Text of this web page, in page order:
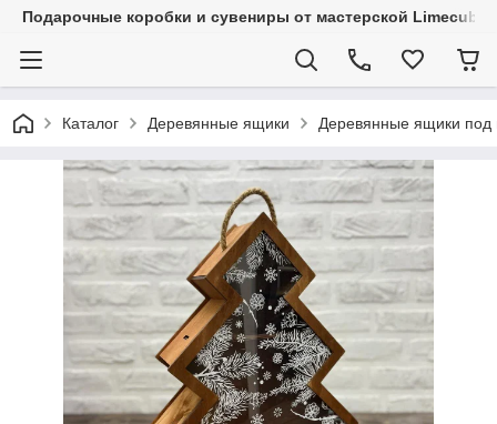
Подарочные коробки и сувениры от мастерской Limecube
Каталог Деревянные ящики Деревянные ящики под